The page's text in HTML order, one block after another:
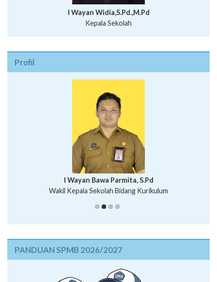
I Wayan Widia,S.Pd.,M.Pd
Kepala Sekolah
Profil
Putu Suhartana, S.Pd.
I Wayan Bawa Parmita, S.Pd
Wakil Kepala Sekolah Bidang Kurikulum
I Wayan Gede Aditya Pratita, S.Pd., M.Sn
Ni Wayan Nopi Sutantri, S.Pd.
PANDUAN SPMB 2026/2027